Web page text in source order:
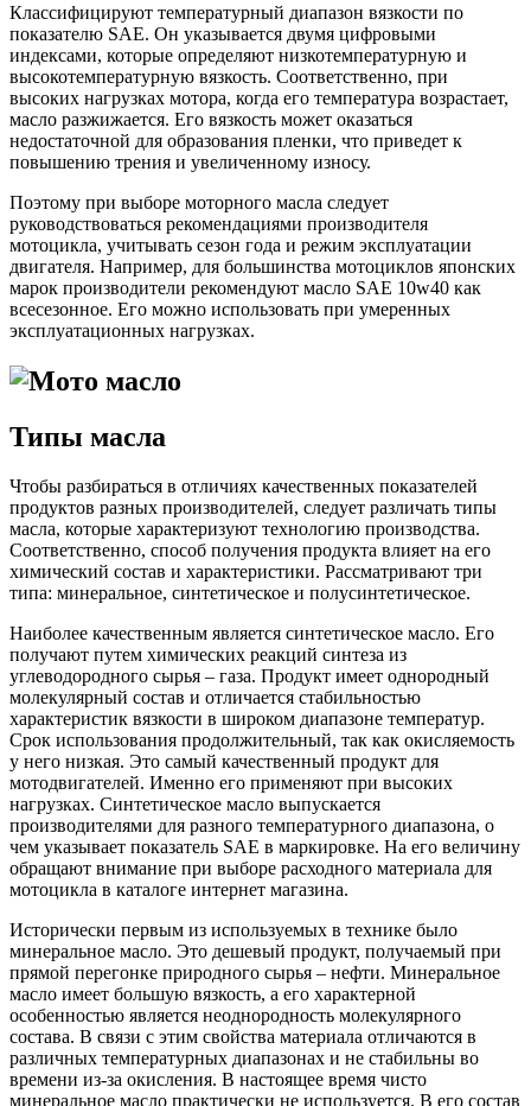
Классифицируют температурный диапазон вязкости по
показателю SAE. Он указывается двумя цифровыми
индексами, которые определяют низкотемпературную и
высокотемпературную вязкость. Соответственно, при
высоких нагрузках мотора, когда его температура возрастает,
масло разжижается. Его вязкость может оказаться
недостаточной для образования пленки, что приведет к
повышению трения и увеличенному износу.
Поэтому при выборе моторного масла следует
руководствоваться рекомендациями производителя
мотоцикла, учитывать сезон года и режим эксплуатации
двигателя. Например, для большинства мотоциклов японских
марок производители рекомендуют масло SAE 10w40 как
всесезонное. Его можно использовать при умеренных
эксплуатационных нагрузках.
Типы масла
Чтобы разбираться в отличиях качественных показателей
продуктов разных производителей, следует различать типы
масла, которые характеризуют технологию производства.
Соответственно, способ получения продукта влияет на его
химический состав и характеристики. Рассматривают три
типа: минеральное, синтетическое и полусинтетическое.
Наиболее качественным является синтетическое масло. Его
получают путем химических реакций синтеза из
углеводородного сырья – газа. Продукт имеет однородный
молекулярный состав и отличается стабильностью
характеристик вязкости в широком диапазоне температур.
Срок использования продолжительный, так как окисляемость
у него низкая. Это самый качественный продукт для
мотодвигателей. Именно его применяют при высоких
нагрузках. Синтетическое масло выпускается
производителями для разного температурного диапазона, о
чем указывает показатель SAE в маркировке. На его величину
обращают внимание при выборе расходного материала для
мотоцикла в каталоге интернет магазина.
Исторически первым из используемых в технике было
минеральное масло. Это дешевый продукт, получаемый при
прямой перегонке природного сырья – нефти. Минеральное
масло имеет большую вязкость, а его характерной
особенностью является неоднородность молекулярного
состава. В связи с этим свойства материала отличаются в
различных температурных диапазонах и не стабильны во
времени из-за окисления. В настоящее время чисто
минеральное масло практически не используется. В его состав